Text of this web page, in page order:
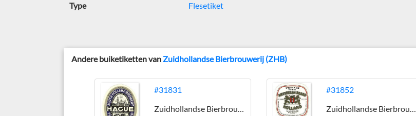
Type Flesetiket
Andere buiketiketten vanZuidhollandse Bierbrouwerij (ZHB)
#31831
Zuidhollandse Bierbrouwerij (ZHB)
#31852
Zuidhollandse Bierbrouwerij (ZHB)